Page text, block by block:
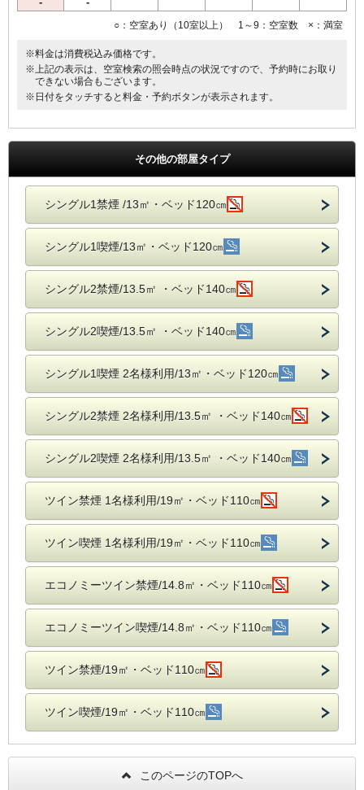
○：空室あり（10室以上） 1～9：空室数 ×：満室
※料金は消費税込み価格です。
※上記の表示は、空室検索の照会時点の状況ですので、予約時にお取り
できない場合もございます。
※日付をタッチすると料金・予約ボタンが表示されます。
その他の部屋タイプ
シングル1禁煙 /13㎡・ベッド120㎝
シングル1喫煙/13㎡・ベッド120㎝
シングル2禁煙/13.5㎡ ・ベッド140㎝
シングル2喫煙/13.5㎡ ・ベッド140㎝
シングル1喫煙 2名様利用/13㎡・ベッド120㎝
シングル2禁煙 2名様利用/13.5㎡ ・ベッド140㎝
シングル2喫煙 2名様利用/13.5㎡ ・ベッド140㎝
ツイン禁煙 1名様利用/19㎡・ベッド110㎝
ツイン喫煙 1名様利用/19㎡・ベッド110㎝
エコノミーツイン禁煙/14.8㎡・ベッド110㎝
エコノミーツイン喫煙/14.8㎡・ベッド110㎝
ツイン禁煙/19㎡・ベッド110㎝
ツイン喫煙/19㎡・ベッド110㎝
このページのTOPへ